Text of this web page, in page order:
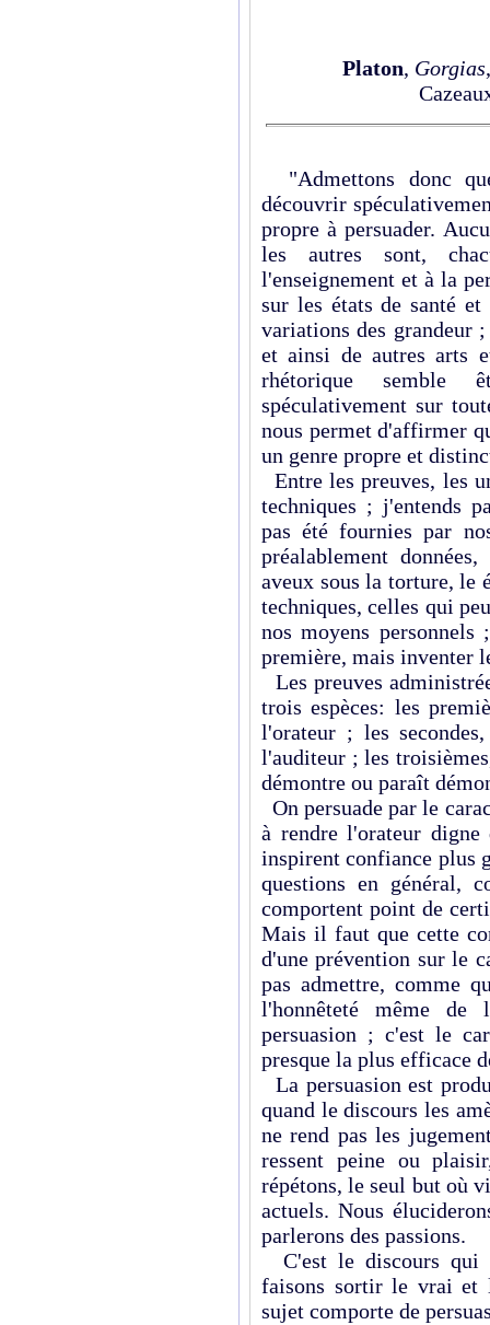
Platon, Gorgias
"Admettons donc
découvrir
propre à persuader.
les autres sont,
l'enseignement et à la
sur les états de santé
variations des grandeur
et ainsi de autres arts
rhétorique semble
spéculativement sur
nous permet d'affirmer
un genre propre et
Entre les preuves, les
techniques ; j'entends
pas été fournies par
préalablement
aveux sous la torture, le
techniques, celles qui
nos moyens
première, mais inventer
Les preuves
trois espèces: les
l'orateur ; les
l'auditeur ; les
démontre ou paraît
On persuade par le
à rendre l'orateur digne
inspirent confiance plus
questions en général,
comportent point de
Mais il faut que cette
d'une prévention sur le
pas admettre, comme
l'honnêteté même
persuasion ; c'est le
presque la plus efficace
La persuasion est
quand le discours les
ne rend pas les
ressent peine ou
répétons, le seul but où
actuels. Nous
parlerons des passions.
C'est le discours qui
faisons sortir le vrai et
sujet comporte de